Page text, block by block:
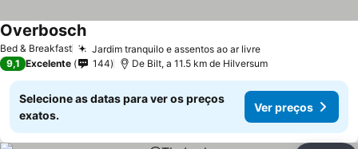
Bed & Breakfast Jardim tranquilo e assentos ao ar livre
Overbosch
9,1 Excelente 144 De Bilt, a 11.5 km de Hilversum
Selecione as datas para ver os preços
exatos.
Ver preços